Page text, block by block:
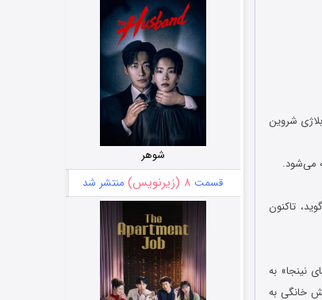
شروین
می‌شود.
تاکنون
نینجا» به
خانگی به
شوهر
قسمت ۸ (زیرنویس) منتشر شد